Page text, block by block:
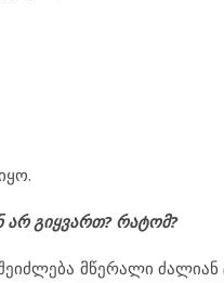
გიყვართ? რატომ?
მწერალი